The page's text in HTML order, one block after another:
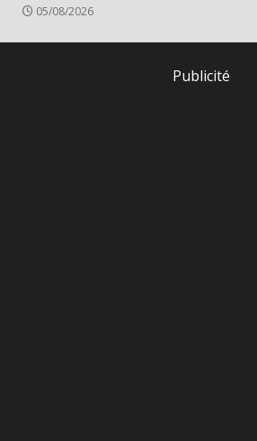
05/08/2026
Publicité